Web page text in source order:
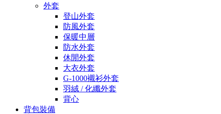
外套
登山外套
防風外套
保暖中層
防水外套
休閒外套
大衣外套
G-1000襯衫外套
羽絨 / 化纖外套
背心
背包裝備